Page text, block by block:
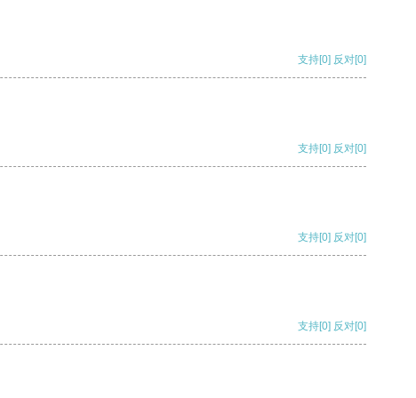
支持[0] 反对[0]
支持[0] 反对[0]
支持[0] 反对[0]
支持[0] 反对[0]